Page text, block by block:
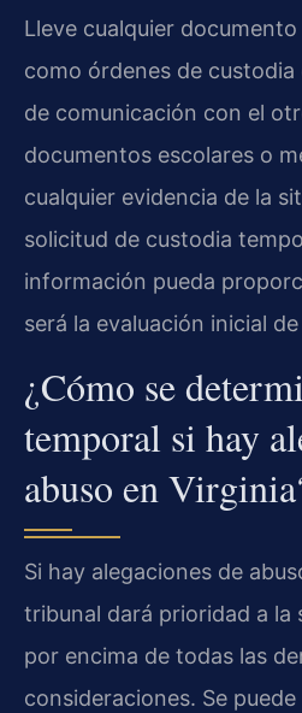
Lleve cualquier
como órdenes de
de comunicación con el
documentos escolares o
cualquier evidencia de la
solicitud de custodia
información pueda
será la evaluación inicial
¿Cómo se
temporal si hay
abuso en
Si hay alegaciones de
tribunal dará prioridad a la
por encima de todas las
consideraciones. Se